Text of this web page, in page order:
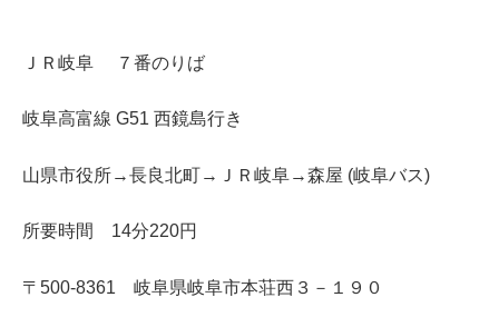
ＪＲ岐阜 ７番のりば
岐阜高富線 G51 西鏡島行き
山県市役所→長良北町→ＪＲ岐阜→森屋 (岐阜バス)
所要時間 14分220円
〒500-8361 岐阜県岐阜市本荘西３－１９０